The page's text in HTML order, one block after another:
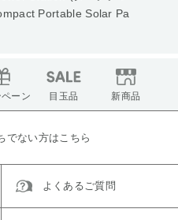
Portable Solar Pa
ーン 目玉品 新商品
でない方はこちら
よくあるご質問